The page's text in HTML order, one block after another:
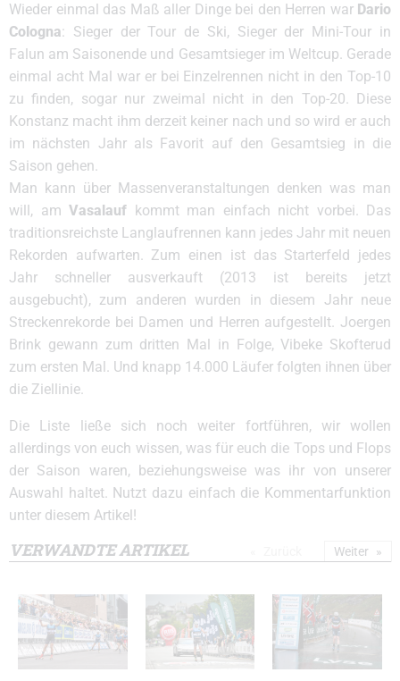
Wieder einmal das Maß aller Dinge bei den Herren war Dario
Cologna: Sieger der Tour de Ski, Sieger der Mini-Tour in
Falun am Saisonende und Gesamtsieger im Weltcup. Gerade
einmal acht Mal war er bei Einzelrennen nicht in den Top-10
zu finden, sogar nur zweimal nicht in den Top-20. Diese
Konstanz macht ihm derzeit keiner nach und so wird er auch
im nächsten Jahr als Favorit auf den Gesamtsieg in die
Saison gehen.
Man kann über Massenveranstaltungen denken was man
will, am Vasalauf kommt man einfach nicht vorbei. Das
traditionsreichste Langlaufrennen kann jedes Jahr mit neuen
Rekorden aufwarten. Zum einen ist das Starterfeld jedes
Jahr schneller ausverkauft (2013 ist bereits jetzt
ausgebucht), zum anderen wurden in diesem Jahr neue
Streckenrekorde bei Damen und Herren aufgestellt. Joergen
Brink gewann zum dritten Mal in Folge, Vibeke Skofterud
zum ersten Mal. Und knapp 14.000 Läufer folgten ihnen über
die Ziellinie.
Die Liste ließe sich noch weiter fortführen, wir wollen
allerdings von euch wissen, was für euch die Tops und Flops
der Saison waren, beziehungsweise was ihr von unserer
Auswahl haltet. Nutzt dazu einfach die Kommentarfunktion
unter diesem Artikel!
VERWANDTE ARTIKEL Weiter